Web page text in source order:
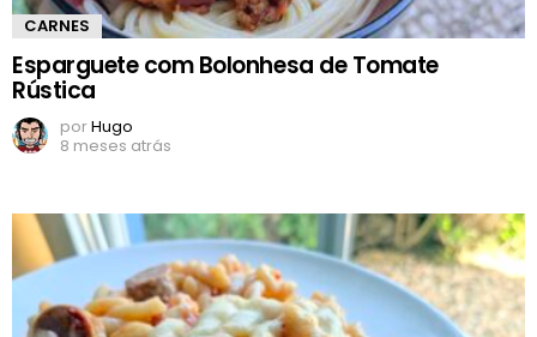
CARNES
Esparguete com Bolonhesa de Tomate
Rústica
porHugo
8 meses atrás